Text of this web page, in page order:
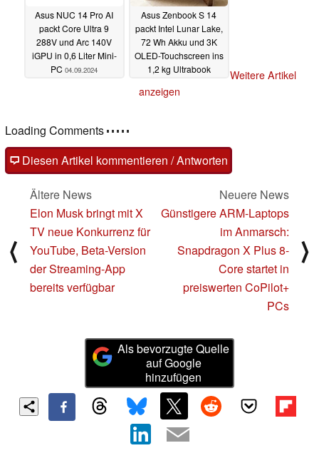
Asus NUC 14 Pro AI
packt Core Ultra 9
288V und Arc 140V
iGPU in 0,6 Liter Mini-
PC 04.09.2024
Asus Zenbook S 14
packt Intel Lunar Lake,
72 Wh Akku und 3K
OLED-Touchscreen ins
1,2 kg Ultrabook
Weitere Artikel
anzeigen
Loading Comments
Diesen Artikel kommentieren / Antworten
⟨
Ältere News
Elon Musk bringt mit X
TV neue Konkurrenz für
YouTube, Beta-Version
der Streaming-App
bereits verfügbar
Neuere News
Günstigere ARM-Laptops
im Anmarsch:
Snapdragon X Plus 8-
Core startet in
preiswerten CoPilot+
PCs
⟩
Als bevorzugte Quelle
auf Google
hinzufügen